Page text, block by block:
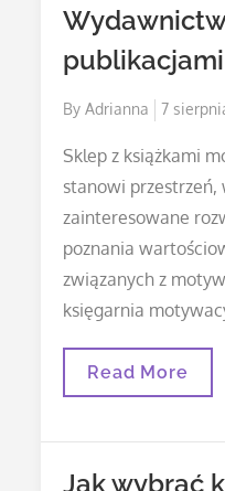
ByAdrianna
Posted
7
Sklep z książkami
stanowi
zainteresowane
poznania
związanych z
księgarnia
Wydawnictwo
O
Read More
Jak wybrać